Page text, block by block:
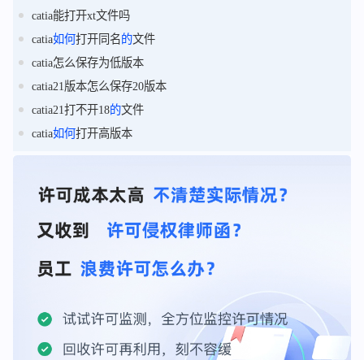
catia能打开xt文件吗
catia如何打开同名的文件
catia怎么保存为低版本
catia21版本怎么保存20版本
catia21打不开18的文件
catia如何打开高版本